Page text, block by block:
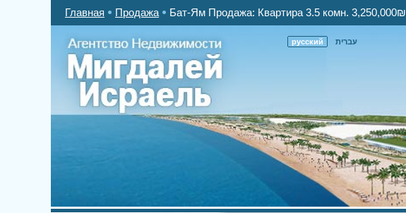
Главная Продажа Бат-Ям Продажа: Квартира 3.5 комн. 3,250,000₪
עברית русский